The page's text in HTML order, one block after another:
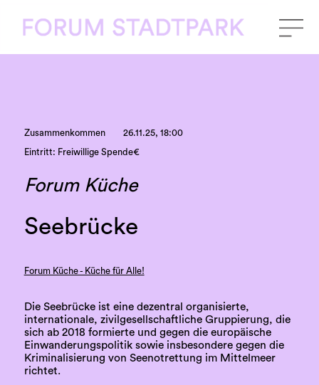
Zusammenkommen 26.11.25, 18:00
Eintritt: Freiwillige Spende€
Forum Küche
Seebrücke
Forum Küche - Küche für Alle!
Die Seebrücke ist eine dezentral organisierte,
internationale, zivilgesellschaftliche Gruppierung, die
sich ab 2018 formierte und gegen die europäische
Einwanderungspolitik sowie insbesondere gegen die
Kriminalisierung von Seenotrettung im Mittelmeer
richtet.